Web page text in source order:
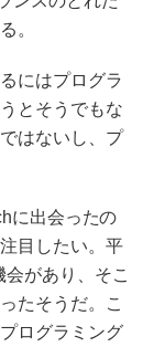
。
にはプログラ
とそうでもな
はないし、プ
に出会ったの
目したい。平
があり、そこ
たそうだ。こ
ログラミング